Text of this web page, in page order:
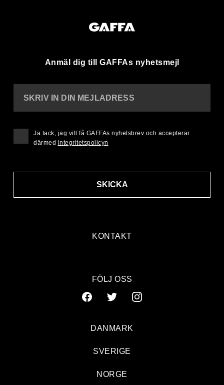
Anmäl dig till GAFFAs nyhetsmejl
KONTAKT
SKRIV IN DIN MEJLADRESS
SKICKA
Ja tack, jag vill få GAFFAs nyhetsbrev och accepterar
därmed integritetspolicyn
FÖLJ OSS
DANMARK
SVERIGE
NORGE